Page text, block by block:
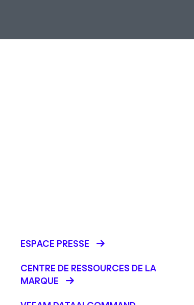
ESPACE PRESSE
CENTRE DE RESSOURCES DE LA
MARQUE